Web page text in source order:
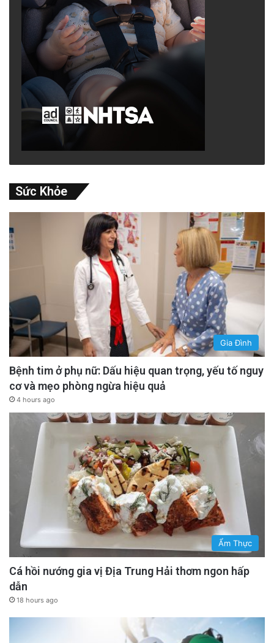
Sức Khỏe
Gia Đình
Bệnh tim ở phụ nữ: Dấu hiệu quan trọng, yếu tố nguy
cơ và mẹo phòng ngừa hiệu quả
4 hours ago
Ẩm Thực
Cá hồi nướng gia vị Địa Trung Hải thơm ngon hấp
dẫn
18 hours ago